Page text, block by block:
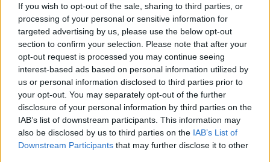
If you wish to opt-out of the sale, sharing to third parties, or
processing of your personal or sensitive information for
targeted advertising by us, please use the below opt-out
section to confirm your selection. Please note that after your
opt-out request is processed you may continue seeing
interest-based ads based on personal information utilized by
us or personal information disclosed to third parties prior to
your opt-out. You may separately opt-out of the further
disclosure of your personal information by third parties on the
IAB’s list of downstream participants. This information may
also be disclosed by us to third parties on the IAB’s List of
Downstream Participants that may further disclose it to other
Za popoln videz njenih las skrbi profesionalna ekipa